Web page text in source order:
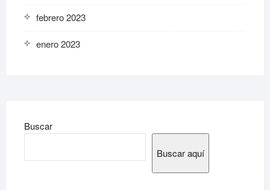
febrero 2023
enero 2023
Buscar
Buscar aquí